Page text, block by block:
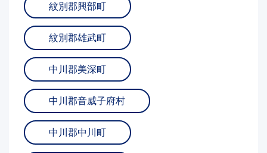
紋別郡興部町
紋別郡雄武町
中川郡美深町
中川郡音威子府村
中川郡中川町